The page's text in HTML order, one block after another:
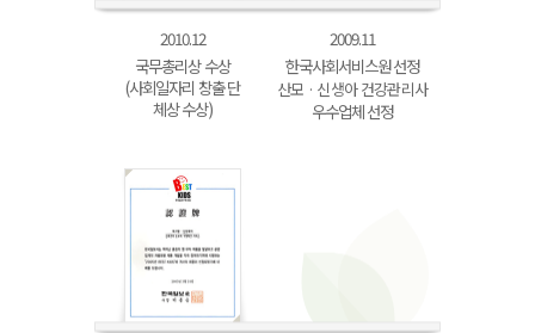
2010.12
국무총리상 수상
(사회일자리 창출 단
체상 수상)
2009.11
한국사회서비스원 선정
산모 · 신생아 건강관리사
우수업체 선정